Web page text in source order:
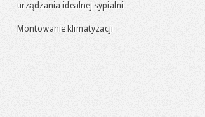
urządzania idealnej sypialni
Montowanie klimatyzacji